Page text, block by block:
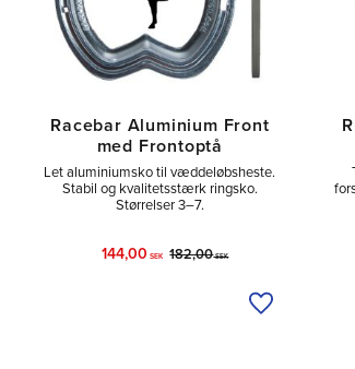
Racebar Aluminium Front
med Frontoptå
Let aluminiumsko til væddeløbsheste.
Stabil og kvalitetsstærk ringsko.
Størrelser 3–7.
144,00 SEK 182,00SEK
Tilføj til